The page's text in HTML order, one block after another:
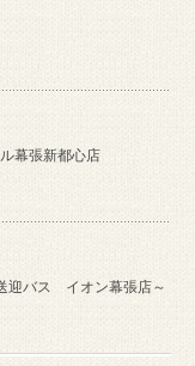
幕張新都心店
迎バス イオン幕張店～